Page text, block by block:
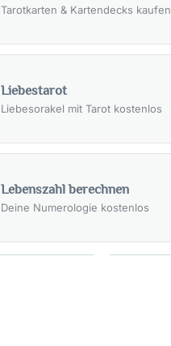
Tarotkarten & Kartendecks kaufen
Liebestarot
Liebesorakel mit Tarot kostenlos
Lebenszahl berechnen
Deine Numerologie kostenlos